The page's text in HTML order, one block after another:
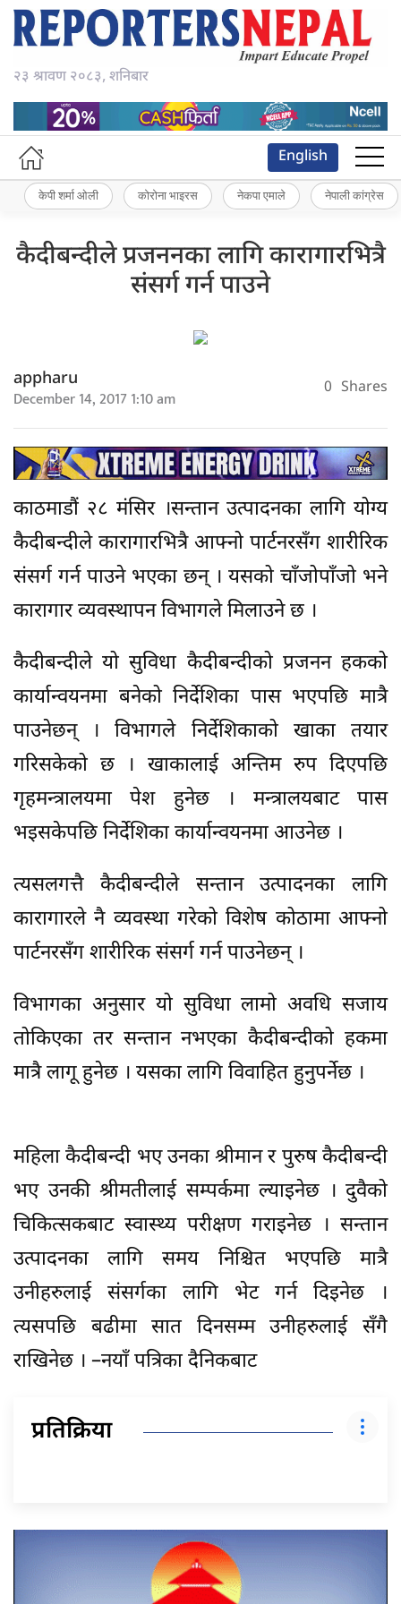
२३ श्रावण २०८३, शनिबार
English
केपी शर्मा ओली कोरोना भाइरस नेकपा एमाले नेपाली कांग्रेस
कैदीबन्दीले प्रजननका लागि कारागारभित्रै
संसर्ग गर्न पाउने
appharu
December 14, 2017 1:10 am 0 Shares
काठमाडौं २८ मंसिर ।सन्तान उत्पादनका लागि योग्य
कैदीबन्दीले कारागारभित्रै आफ्नो पार्टनरसँग शारीरिक
संसर्ग गर्न पाउने भएका छन् । यसको चाँजोपाँजो भने
कारागार व्यवस्थापन विभागले मिलाउने छ ।
कैदीबन्दीले यो सुविधा कैदीबन्दीको प्रजनन हकको
कार्यान्वयनमा बनेको निर्देशिका पास भएपछि मात्रै
पाउनेछन् । विभागले निर्देशिकाको खाका तयार
गरिसकेको छ । खाकालाई अन्तिम रुप दिएपछि
गृहमन्त्रालयमा पेश हुनेछ । मन्त्रालयबाट पास
भइसकेपछि निर्देशिका कार्यान्वयनमा आउनेछ ।
त्यसलगत्तै कैदीबन्दीले सन्तान उत्पादनका लागि
कारागारले नै व्यवस्था गरेको विशेष कोठामा आफ्नो
पार्टनरसँग शारीरिक संसर्ग गर्न पाउनेछन् ।
विभागका अनुसार यो सुविधा लामो अवधि सजाय
तोकिएका तर सन्तान नभएका कैदीबन्दीको हकमा
मात्रै लागू हुनेछ । यसका लागि विवाहित हुनुपर्नेछ ।
महिला कैदीबन्दी भए उनका श्रीमान र पुरुष कैदीबन्दी
भए उनकी श्रीमतीलाई सम्पर्कमा ल्याइनेछ । दुवैको
चिकित्सकबाट स्वास्थ्य परीक्षण गराइनेछ । सन्तान
उत्पादनका लागि समय निश्चित भएपछि मात्रै
उनीहरुलाई संसर्गका लागि भेट गर्न दिइनेछ ।
त्यसपछि बढीमा सात दिनसम्म उनीहरुलाई सँगै
राखिनेछ । –नयाँ पत्रिका दैनिकबाट
प्रतिक्रिया